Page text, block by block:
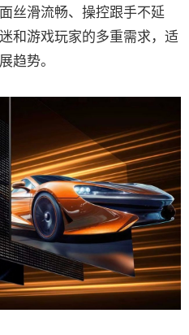
丝滑流畅、操控跟手不延
和游戏玩家的多重需求，适
趋势。